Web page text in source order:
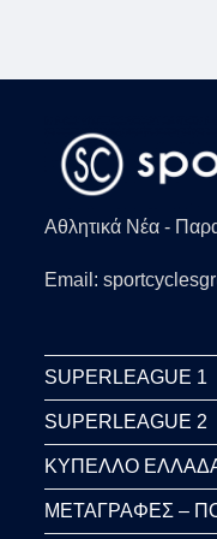
Αθλητικά Νέα -
Email:
SUPERLEAGUE 1
SUPERLEAGUE 2
ΚΥΠΕΛΛΟ
ΜΕΤΑΓΡΑΦΕΣ –